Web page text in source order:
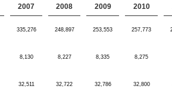
2007 2008 2009 2010
335,276 248,897 253,553 257,773
8,130 8,227 8,335 8,275
32,511 32,722 32,786 32,800